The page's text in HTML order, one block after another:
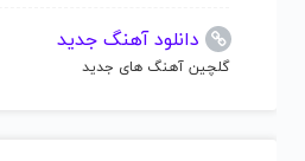
دانلود آهنگ جدید
گلچین آهنگ های جدید